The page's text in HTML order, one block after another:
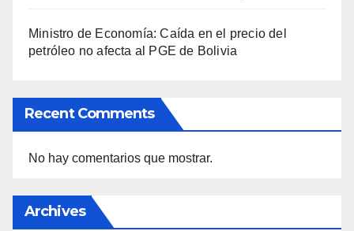
Ministro de Economía: Caída en el precio del
petróleo no afecta al PGE de Bolivia
Recent Comments
No hay comentarios que mostrar.
Archives